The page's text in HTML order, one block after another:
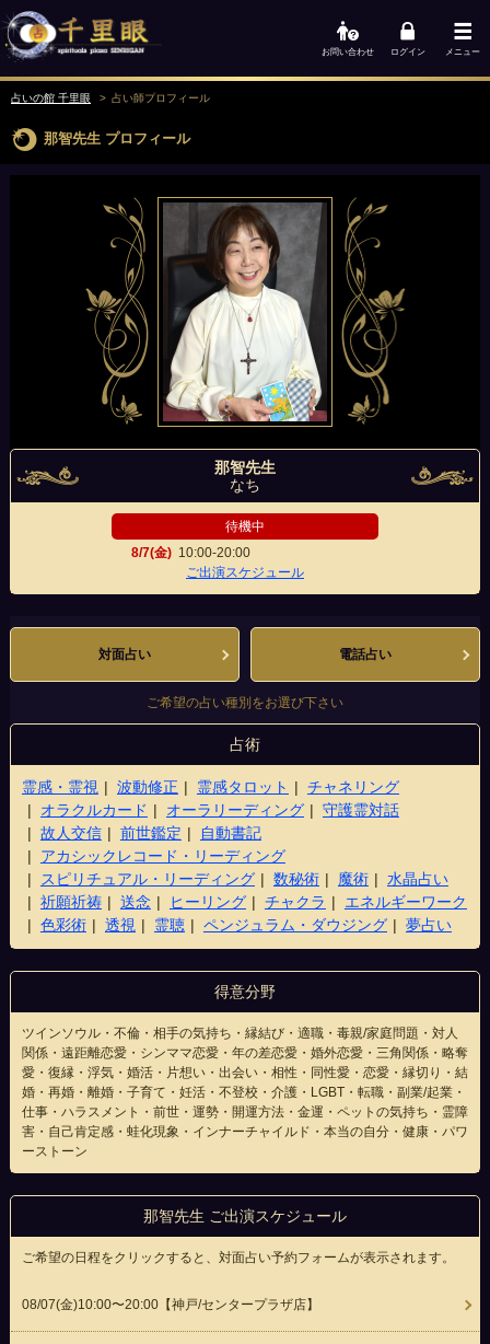
お問い合わせ ログイン メニュー
占いの館 千里眼 占い師プロフィール
那智先生 プロフィール
那智先生
なち
待機中
8/7(金) 10:00-20:00
ご出演スケジュール
対面占い 電話占い
ご希望の占い種別をお選び下さい
占術
霊感・霊視 波動修正 霊感タロット
チャネリング
オラクルカード
オーラリーディング
守護霊対話
故人交信
前世鑑定
自動書記
アカシックレコード・リーディング
スピリチュアル・リーディング
数秘術 魔術
水晶占い
祈願祈祷
送念 ヒーリング チャクラ
エネルギーワーク
色彩術
透視 霊聴 ペンジュラム・ダウジング 夢占い
得意分野
ツインソウル・不倫・相手の気持ち・縁結び・適職・毒親/家庭問題・対人
関係・遠距離恋愛・シンママ恋愛・年の差恋愛・婚外恋愛・三角関係・略奪
愛・復縁・浮気・婚活・片想い・出会い・相性・同性愛・恋愛・縁切り・結
婚・再婚・離婚・子育て・妊活・不登校・介護・LGBT・転職・副業/起業・
仕事・ハラスメント・前世・運勢・開運方法・金運・ペットの気持ち・霊障
害・自己肯定感・蛙化現象・インナーチャイルド・本当の自分・健康・パワ
ーストーン
那智先生 ご出演スケジュール
ご希望の日程をクリックすると、対面占い予約フォームが表示されます。
08/07(金)10:00〜20:00【神戸/センタープラザ店】